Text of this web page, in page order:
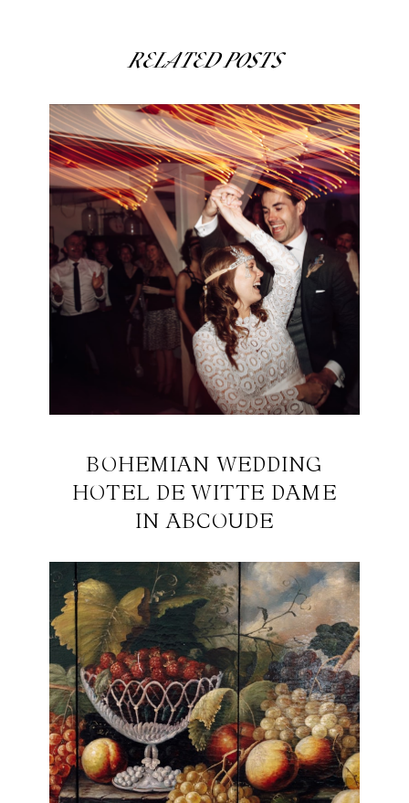
RELATED POSTS
BOHEMIAN WEDDING
HOTEL DE WITTE DAME
IN ABCOUDE